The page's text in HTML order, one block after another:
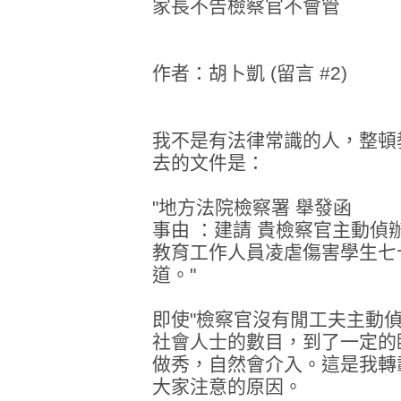
家長不告檢察官不會管
作者：胡卜凱 (留言 #2)
我不是有法律常識的人，整
去的文件是：
"地方法院檢察署 舉發函
事由 ：建請 貴檢察官主動偵
教育工作人員凌虐傷害學生
道。"
即使"檢察官沒有閒工夫主動
社會人士的數目，到了一定
做秀，自然會介入。這是我
大家注意的原因。